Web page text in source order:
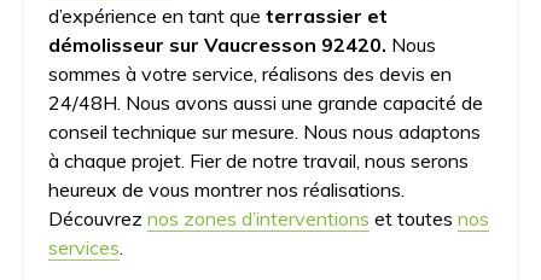
d’expérience en tant que terrassier et
démolisseur sur Vaucresson 92420. Nous
sommes à votre service, réalisons des devis en
24/48H. Nous avons aussi une grande capacité de
conseil technique sur mesure. Nous nous adaptons
à chaque projet. Fier de notre travail, nous serons
heureux de vous montrer nos réalisations.
Découvrez nos zones d’interventions et toutes nos
services